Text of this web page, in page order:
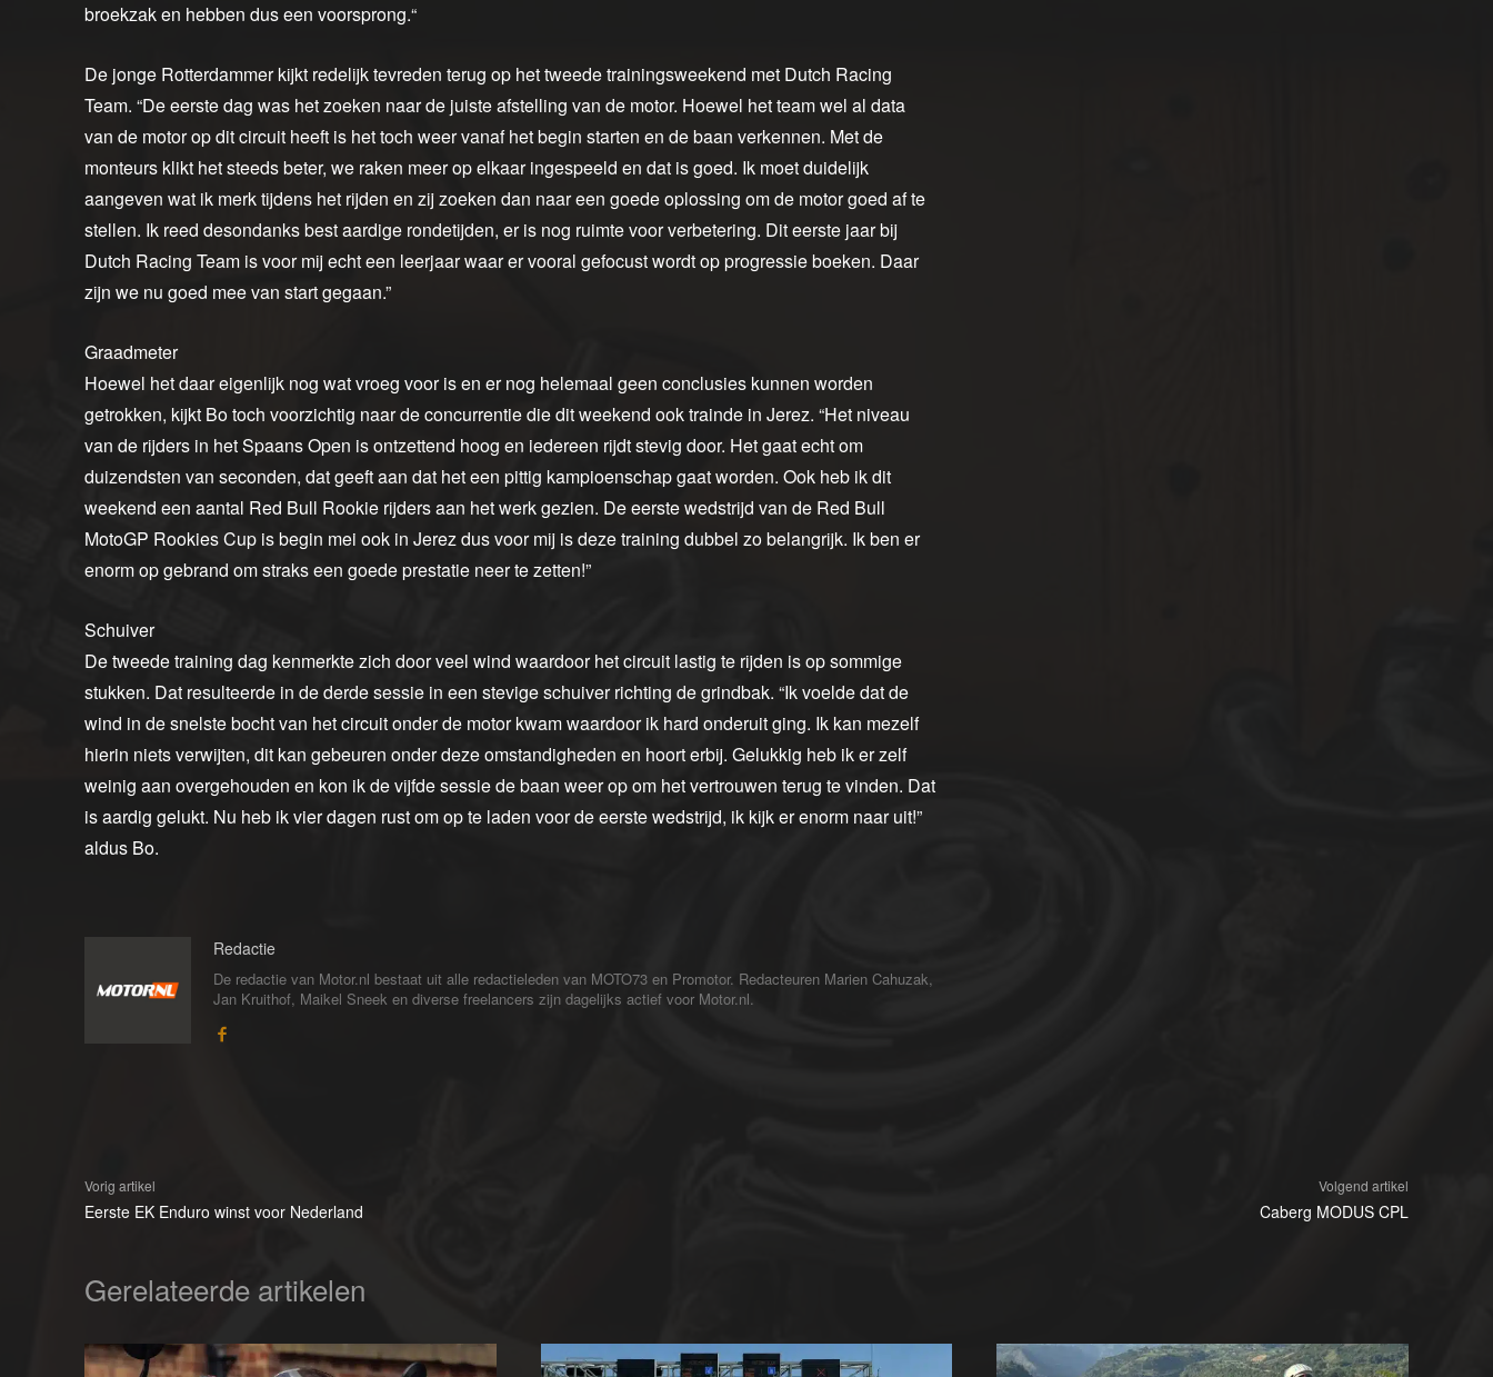
broekzak en hebben dus een voorsprong.“
De jonge Rotterdammer kijkt redelijk tevreden terug op het tweede trainingsweekend met Dutch Racing
Team. “De eerste dag was het zoeken naar de juiste afstelling van de motor. Hoewel het team wel al data
van de motor op dit circuit heeft is het toch weer vanaf het begin starten en de baan verkennen. Met de
monteurs klikt het steeds beter, we raken meer op elkaar ingespeeld en dat is goed. Ik moet duidelijk
aangeven wat ik merk tijdens het rijden en zij zoeken dan naar een goede oplossing om de motor goed af te
stellen. Ik reed desondanks best aardige rondetijden, er is nog ruimte voor verbetering. Dit eerste jaar bij
Dutch Racing Team is voor mij echt een leerjaar waar er vooral gefocust wordt op progressie boeken. Daar
zijn we nu goed mee van start gegaan.”
Graadmeter
Hoewel het daar eigenlijk nog wat vroeg voor is en er nog helemaal geen conclusies kunnen worden
getrokken, kijkt Bo toch voorzichtig naar de concurrentie die dit weekend ook trainde in Jerez. “Het niveau
van de rijders in het Spaans Open is ontzettend hoog en iedereen rijdt stevig door. Het gaat echt om
duizendsten van seconden, dat geeft aan dat het een pittig kampioenschap gaat worden. Ook heb ik dit
weekend een aantal Red Bull Rookie rijders aan het werk gezien. De eerste wedstrijd van de Red Bull
MotoGP Rookies Cup is begin mei ook in Jerez dus voor mij is deze training dubbel zo belangrijk. Ik ben er
enorm op gebrand om straks een goede prestatie neer te zetten!”
Schuiver
De tweede training dag kenmerkte zich door veel wind waardoor het circuit lastig te rijden is op sommige
stukken. Dat resulteerde in de derde sessie in een stevige schuiver richting de grindbak. “Ik voelde dat de
wind in de snelste bocht van het circuit onder de motor kwam waardoor ik hard onderuit ging. Ik kan mezelf
hierin niets verwijten, dit kan gebeuren onder deze omstandigheden en hoort erbij. Gelukkig heb ik er zelf
weinig aan overgehouden en kon ik de vijfde sessie de baan weer op om het vertrouwen terug te vinden. Dat
is aardig gelukt. Nu heb ik vier dagen rust om op te laden voor de eerste wedstrijd, ik kijk er enorm naar uit!”
aldus Bo.
Redactie
De redactie van Motor.nl bestaat uit alle redactieleden van MOTO73 en Promotor. Redacteuren Marien Cahuzak,
Jan Kruithof, Maikel Sneek en diverse freelancers zijn dagelijks actief voor Motor.nl.
Vorig artikel
Eerste EK Enduro winst voor Nederland
Volgend artikel
Caberg MODUS CPL
Gerelateerde artikelen